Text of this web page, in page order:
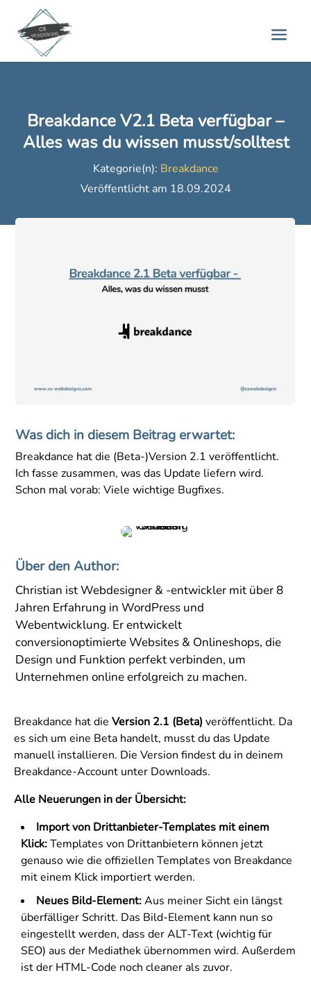
Breakdance V2.1 Beta verfügbar –
Alles was du wissen musst/solltest
Kategorie(n): Breakdance
Veröffentlicht am 18.09.2024
Was dich in diesem Beitrag erwartet:
Breakdance hat die (Beta-)Version 2.1 veröffentlicht.
Ich fasse zusammen, was das Update liefern wird.
Schon mal vorab: Viele wichtige Bugfixes.
Über den Author:
Christian ist Webdesigner & -entwickler mit über 8
Jahren Erfahrung in WordPress und
Webentwicklung. Er entwickelt
conversionoptimierte Websites & Onlineshops, die
Design und Funktion perfekt verbinden, um
Unternehmen online erfolgreich zu machen.
Breakdance hat dieVersion 2.1 (Beta) veröffentlicht. Da
es sich um eine Beta handelt, musst du das Update
manuell installieren. Die Version findest du in deinem
Breakdance-Account unter Downloads.
Alle Neuerungen in der Übersicht:
Import von Drittanbieter-Templates mit einem
Klick:Templates von Drittanbietern können jetzt
genauso wie die offiziellen Templates von Breakdance
mit einem Klick importiert werden.
Neues Bild-Element:Aus meiner Sicht ein längst
überfälliger Schritt. Das Bild-Element kann nun so
eingestellt werden, dass der ALT-Text (wichtig für
SEO) aus der Mediathek übernommen wird. Außerdem
ist der HTML-Code noch cleaner als zuvor.